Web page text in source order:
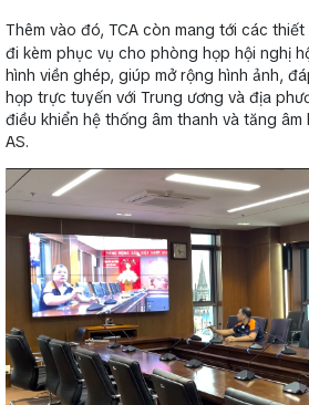
Thêm vào đó, TCA còn mang tới các thiết
đi kèm phục vụ cho phòng họp hội nghị
hình viền ghép, giúp mở rộng hình ảnh,
họp trực tuyến với Trung ương và địa
điều khiển hệ thống âm thanh và tăng âm
AS.